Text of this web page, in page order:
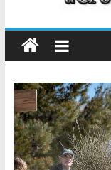
Chelva: Schweizer